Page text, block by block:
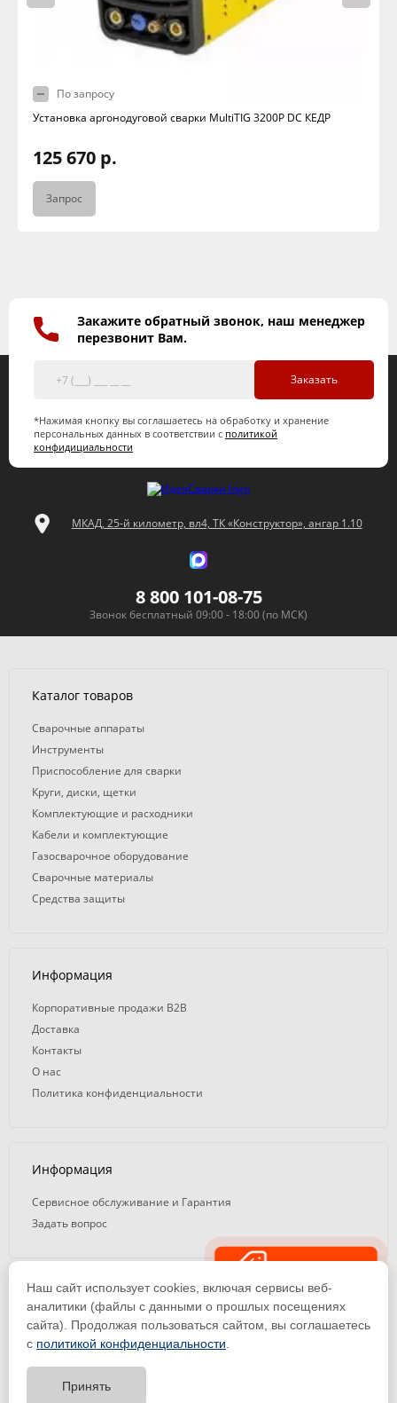
По запросу
Установка аргонодуговой сварки MultiTIG 3200P DC КЕДР
125 670 р.
Запрос
Закажите обратный звонок, наш менеджер
перезвонит Вам.
Заказать
*Нажимая кнопку вы соглашаетесь на обработку и хранение
персональных данных в соответствии с политикой
конфидициальности
МКАД, 25-й километр, вл4, ТК «Конструктор», ангар 1.10
8 800 101-08-75
Звонок бесплатный 09:00 - 18:00 (по МСК)
Каталог товаров
Сварочные аппараты
Инструменты
Приспособление для сварки
Круги, диски, щетки
Комплектующие и расходники
Кабели и комплектующие
Газосварочное оборудование
Сварочные материалы
Средства защиты
Информация
Корпоративные продажи B2B
Доставка
Контакты
О нас
Политика конфиденциальности
Информация
Сервисное обслуживание и Гарантия
Задать вопрос
© 2008 — 2026. ООО «ТК Вэлд Плюс»
Email: ideasvarki@wp116.ru
Тел.: 8 800 101-08-75 (с 10:00 до 19:00)
ООО «Торговая Компания Вэлд Плюс» | ИНН 1650288518 | ОГРН
1141650012184
Наш сайт использует cookies, включая сервисы веб-
аналитики (файлы с данными о прошлых посещениях
сайта). Продолжая пользоваться сайтом, вы соглашаетесь
с политикой конфиденциальности
Принять